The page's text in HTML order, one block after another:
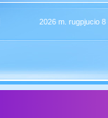
2026 m. rugpjucio 8